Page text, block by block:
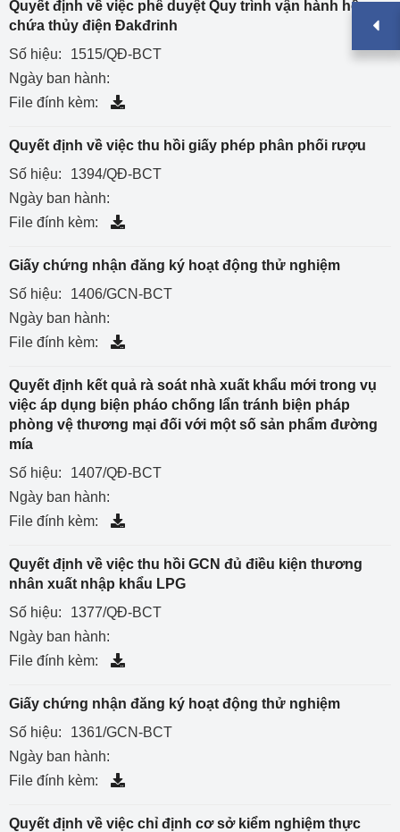
Quyết định về việc phê duyệt Quy trình vận hành hồ
chứa thủy điện Đakđrinh
Số hiệu:
1515/QĐ-BCT
Ngày ban hành:
File đính kèm:
Quyết định về việc thu hồi giấy phép phân phối rượu
Số hiệu:
1394/QĐ-BCT
Ngày ban hành:
File đính kèm:
Giấy chứng nhận đăng ký hoạt động thử nghiệm
Số hiệu:
1406/GCN-BCT
Ngày ban hành:
File đính kèm:
Quyết định kết quả rà soát nhà xuất khẩu mới trong vụ
việc áp dụng biện pháo chống lẩn tránh biện pháp
phòng vệ thương mại đối với một số sản phẩm đường
mía
Số hiệu:
1407/QĐ-BCT
Ngày ban hành:
File đính kèm:
Quyết định về việc thu hồi GCN đủ điều kiện thương
nhân xuất nhập khẩu LPG
Số hiệu:
1377/QĐ-BCT
Ngày ban hành:
File đính kèm:
Giấy chứng nhận đăng ký hoạt động thử nghiệm
Số hiệu:
1361/GCN-BCT
Ngày ban hành:
File đính kèm:
Quyết định về việc chỉ định cơ sở kiểm nghiệm thực